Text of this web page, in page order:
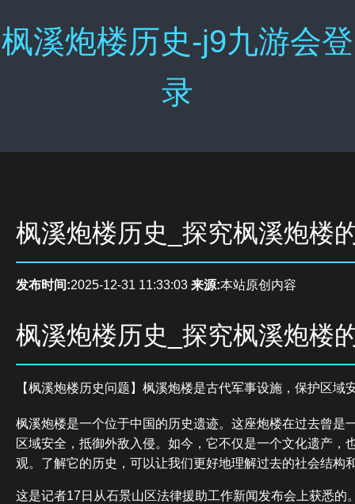
枫溪炮楼历史-j9九游会登
录
枫溪炮楼历史_探究枫溪炮楼
发布时间:2025-12-31 11:33:03 来源:本站原创内容
枫溪炮楼历史_探究枫溪炮楼
【枫溪炮楼历史问题】枫溪炮楼是古代军事设施，保护区域
枫溪炮楼是一个位于中国的历史遗迹。这座炮楼在过去曾是
区域安全，抵御外敌入侵。如今，它不仅是一个文化遗产，
观。了解它的历史，可以让我们更好地理解过去的社会结构
这是记者17日从石景山区法律援助工作新闻发布会上获悉的